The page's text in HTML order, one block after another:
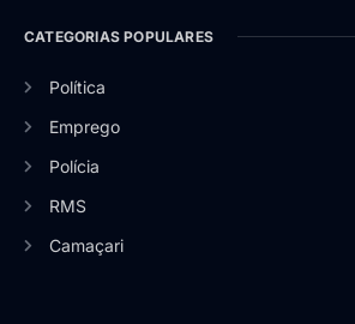
CATEGORIAS POPULARES
Política
Emprego
Polícia
RMS
Camaçari